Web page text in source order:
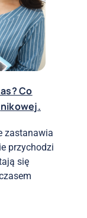
Co
zastanawia
przychodzi
się